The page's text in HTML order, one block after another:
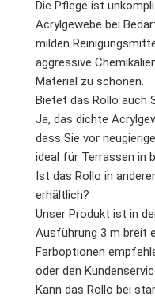
Die Pflege ist
Acrylgewebe bei
milden
aggressive
Material zu schonen.
Bietet das Rollo auch
Ja, das dichte
dass Sie vor
ideal für Terrassen in
Ist das Rollo in
erhältlich?
Unser Produkt ist in
Ausführung 3 m breit
Farboptionen
oder den
Kann das Rollo bei